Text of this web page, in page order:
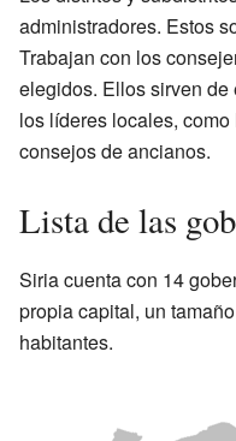
administradores. Estos
Trabajan con los
elegidos. Ellos sirven
los líderes locales,
consejos de ancianos.
Lista de las
Siria cuenta con 14
propia capital, un
habitantes.